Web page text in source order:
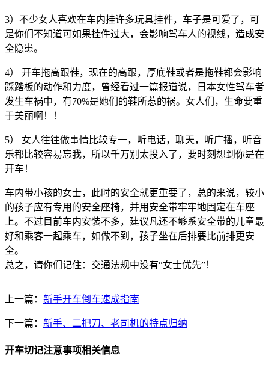
3）不少女人喜欢在车内挂许多玩具挂件，车子是可爱了，可
是你们不知道可如果挂件过大，会影响驾车人的视线，造成安
全隐患。
4） 开车拖高跟鞋，现在的高跟，厚底鞋或者是拖鞋都会影响
踩踏板的动作和力度，曾经看过一篇报道说，日本女性驾车者
发生车祸中，有70%是她们的鞋所惹的祸。女人们，生命要重
于美丽啊！！
5） 女人往往做事情比较专一，听电话，聊天，听广播，听音
乐都比较容易忘我，所以千万别太投入了，要时刻想到你是在
开车！
车内带小孩的女士，此时的安全就更重要了，总的来说，较小
的孩子应有专用的安全座椅，并用安全带牢牢地固定在车座
上。不过目前车内安装不多，建议凡还不够系安全带的儿童最
好和乘客一起乘车，如做不到，孩子坐在后排要比前排更安
全。
总之，请你们记住：交通法规中没有“女士优先”！
上一篇： 新手开车倒车速成指南
下一篇： 新手、二把刀、老司机的特点归纳
开车切记注意事项相关信息